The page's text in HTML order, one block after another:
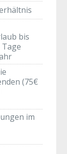
bis
(75€
im